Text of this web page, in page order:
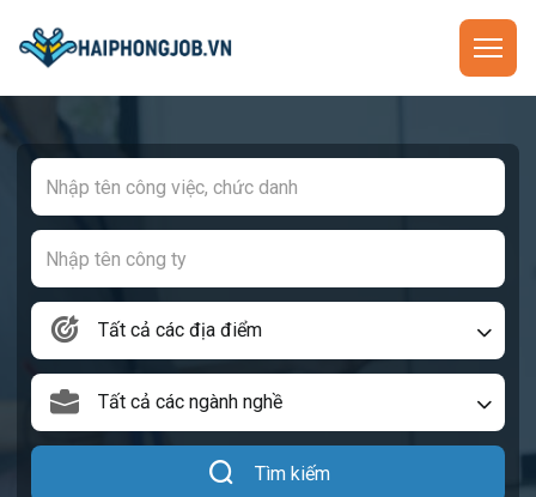
Tất cả các địa điểm
Tất cả các ngành nghề
Tìm kiếm